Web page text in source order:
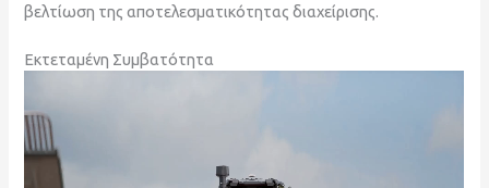
βελτίωση της αποτελεσματικότητας διαχείρισης.
Εκτεταμένη Συμβατότητα